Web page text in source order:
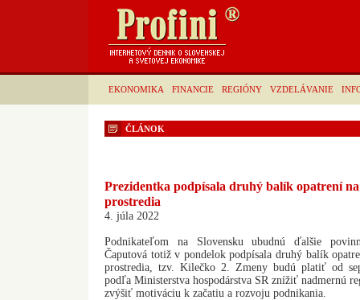
EKONOMIKA FINANCIE REGIÓNY VZDELÁVANIE
ČLÁNOK
Prezidentka podpísala druhý balík opatrení
prostredia
4. júla 2022
Podnikateľom na Slovensku ubudnú ďalšie
Čaputová totiž v pondelok podpísala druhý balík
prostredia, tzv. Kilečko 2. Zmeny budú platiť od
podľa Ministerstva hospodárstva SR znížiť nadmernú
zvýšiť motiváciu k začatiu a rozvoju podnikania.